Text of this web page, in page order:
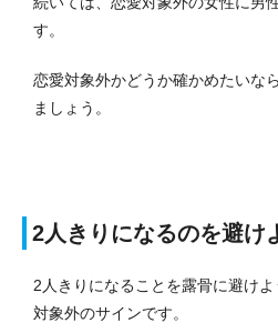
す。
恋愛対象外かどうか確かめたいな
ましょう。
2人きりになるのを避け
2人きりになることを露骨に避け
対象外のサインです。